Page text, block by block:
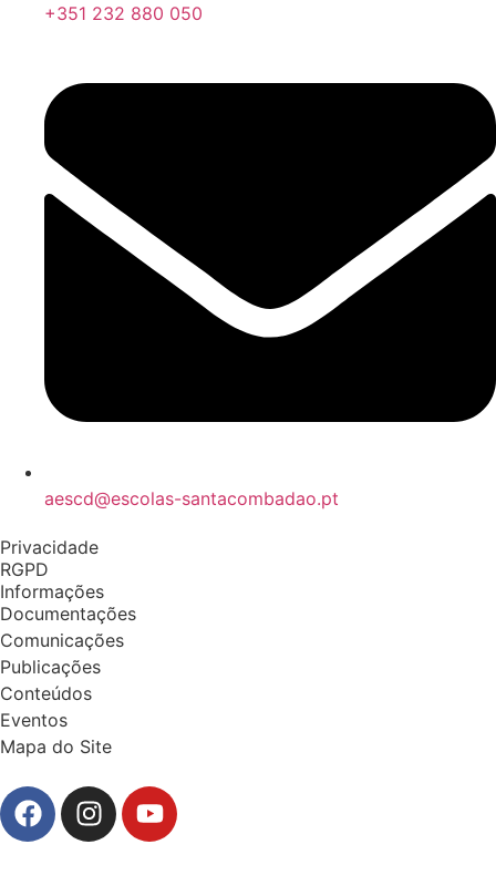
+351 232 880 050
aescd@escolas-santacombadao.pt
Privacidade
RGPD
Informações
Documentações
Comunicações
Publicações
Conteúdos
Eventos
Mapa do Site